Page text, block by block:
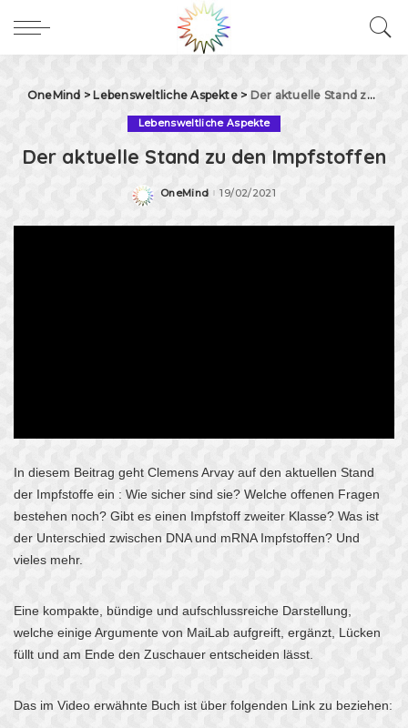
OneMind > Lebensweltliche Aspekte> Der aktuelle Stand zu den Impfstoffen
Lebensweltliche Aspekte
Der aktuelle Stand zu den Impfstoffen
Posted
OneMind 19/02/2021
In diesem Beitrag geht Clemens Arvay auf den aktuellen Stand
der Impfstoffe ein : Wie sicher sind sie? Welche offenen Fragen
bestehen noch? Gibt es einen Impfstoff zweiter Klasse? Was ist
der Unterschied zwischen DNA und mRNA Impfstoffen? Und
vieles mehr.
Eine kompakte, bündige und aufschlussreiche Darstellung,
welche einige Argumente von MaiLab aufgreift, ergänzt, Lücken
füllt und am Ende den Zuschauer entscheiden lässt.
Das im Video erwähnte Buch ist über folgenden Link zu beziehen: